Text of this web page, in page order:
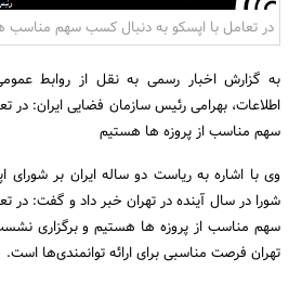
در تعامل با اپسکو به دنبال کسب سهم مناسب
به گزارش اخبار رسمی به نقل از روابط
اطلاعات، بهرامی رئیس سازمان فضایی ایران: در
سهم مناسب از پروزه ها هستیم
وی با اشاره به ریاست دو ساله ایران بر شورای
شورا در سال آینده در تهران خبر داد و گفت: در
تهران فرصت مناسبی برای ارائه توانمندی‌ها است.